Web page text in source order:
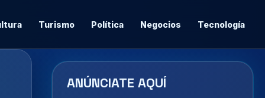
Turismo Política Negocios Tecnología
ANÚNCIATE AQUÍ